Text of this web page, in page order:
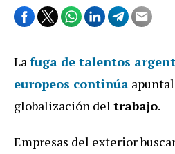
Lafuga de talentos
europeos continúa
globalización del trabajo.
Empresas del exterior